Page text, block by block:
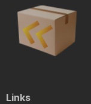
Links